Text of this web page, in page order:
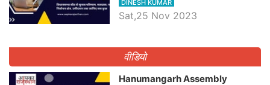
विधानसभा सीट के ताजा समीकरण
DINESH KUMAR
Sat,25 Nov 2023
वीडियो
Hanumangarh Assembly